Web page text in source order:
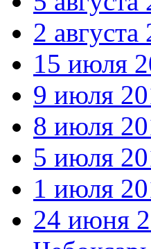
2
15 июля
9 июля
8 июля
5 июля
1 июля
24 июня